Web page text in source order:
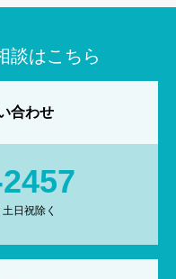
談はこちら
合わせ
日祝除く